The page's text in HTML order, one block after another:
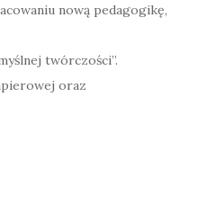
nową pedagogikę,
twórczości”.
oraz